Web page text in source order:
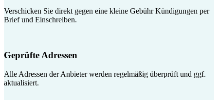
Verschicken Sie direkt gegen eine kleine Gebühr Kündigungen per
Brief und Einschreiben.
Geprüfte Adressen
Alle Adressen der Anbieter werden regelmäßig überprüft und ggf.
aktualisiert.